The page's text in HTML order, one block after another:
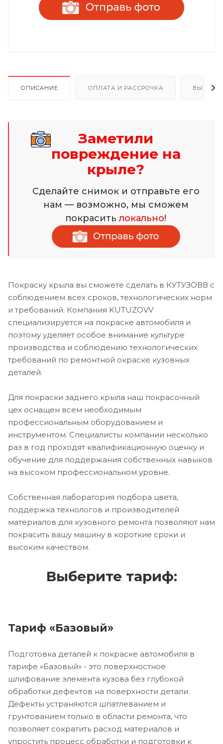
ОПИСАНИЕ ОПЛАТА И РАССРОЧКА ВЫЗОВ
Заметили
повреждение на
крыле?
Сделайте снимок и отправьте его
нам — возможно, мы сможем
покраситьлокально!
Покраску крыла вы сможете сделать в КУТУЗОВВ с
соблюдением всех сроков, технологических норм
и требований. Компания KUTUZOVV
специализируется на покраске автомобиля и
поэтому уделяет особое внимание культуре
производства и соблюдению технологических
требований по ремонтной окраске кузовных
деталей.
Для покраски заднего крыла наш покрасочный
цех оснащен всем необходимым
профессиональным оборудованием и
инструментом. Специалисты компании несколько
раз в год проходят квалификационную оценку и
обучение для поддержания собственных навыков
на высоком профессиональном уровне.
Собственная лаборатория подбора цвета,
поддержка технологов и производителей
материалов для кузовного ремонта позволяют нам
покрасить вашу машину в короткие сроки и
высоким качеством.
Выберите тариф:
Тариф «Базовый»
Подготовка деталей к покраске автомобиля в
тарифе «Базовый» - это поверхностное
шлифование элемента кузова без глубокой
обработки дефектов на поверхности детали.
Дефекты устраняются шпатлеванием и
грунтованием только в области ремонта, что
позволяет сократить расход материалов и
упростить процесс обработки и подготовки к